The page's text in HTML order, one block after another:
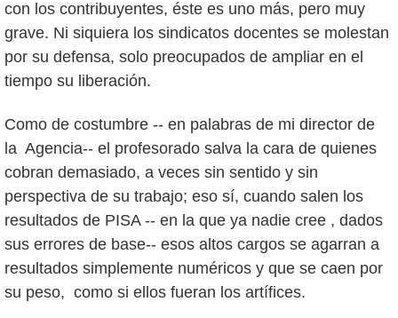
con los contribuyentes, éste es uno más, pero muy
grave. Ni siquiera los sindicatos docentes se molestan
por su defensa, solo preocupados de ampliar en el
tiempo su liberación.
Como de costumbre -- en palabras de mi director de
la Agencia-- el profesorado salva la cara de quienes
cobran demasiado, a veces sin sentido y sin
perspectiva de su trabajo; eso sí, cuando salen los
resultados de PISA -- en la que ya nadie cree , dados
sus errores de base-- esos altos cargos se agarran a
resultados simplemente numéricos y que se caen por
su peso, como si ellos fueran los artífices.